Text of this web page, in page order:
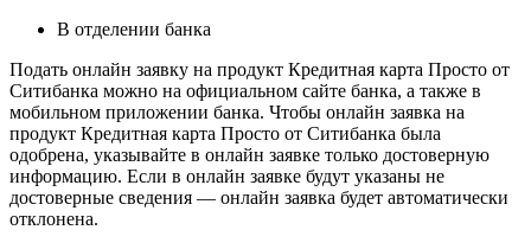
В отделении банка
Подать онлайн заявку на продукт Кредитная карта Просто от
Ситибанка можно на официальном сайте банка, а также в
мобильном приложении банка. Чтобы онлайн заявка на
продукт Кредитная карта Просто от Ситибанка была
одобрена, указывайте в онлайн заявке только достоверную
информацию. Если в онлайн заявке будут указаны не
достоверные сведения — онлайн заявка будет автоматически
отклонена.